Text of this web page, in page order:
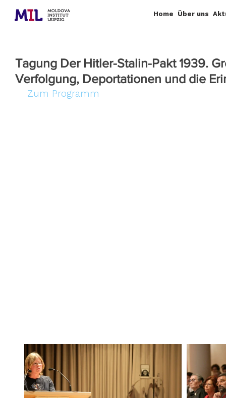
Home Über uns
Tagung Der Hitler-Stalin-Pakt 1939.
Verfolgung, Deportationen und die
Zum Programm